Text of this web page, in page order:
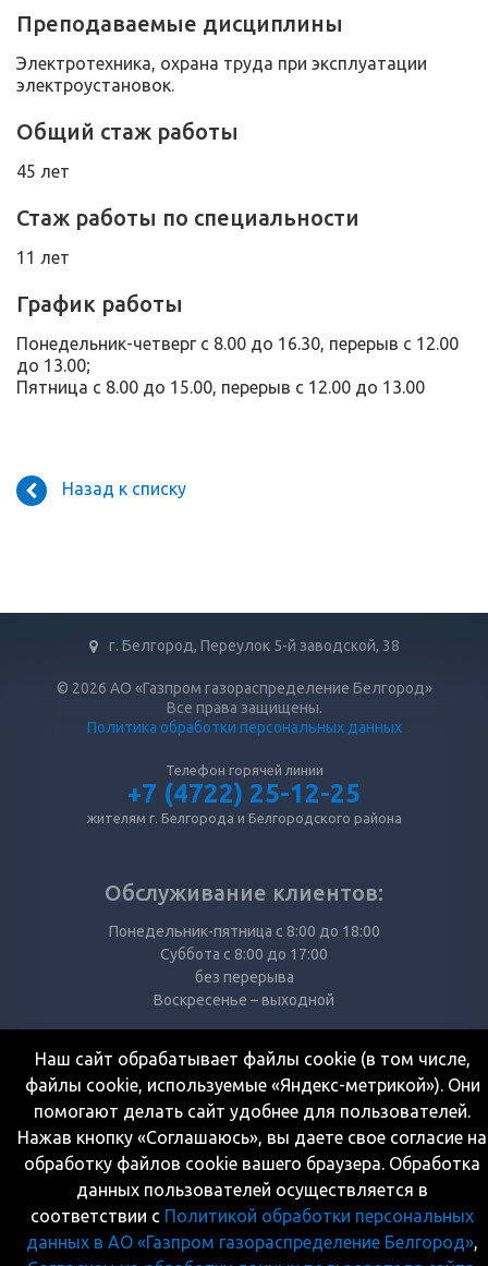
Преподаваемые дисциплины
Электротехника, охрана труда при эксплуатации
электроустановок.
Общий стаж работы
45 лет
Стаж работы по специальности
11 лет
График работы
Понедельник-четверг с 8.00 до 16.30, перерыв с 12.00
до 13.00;
Пятница с 8.00 до 15.00, перерыв с 12.00 до 13.00
Назад к списку
г. Белгород, Переулок 5-й заводской, 38
© 2026 АО «Газпром газораспределение Белгород»
Все права защищены.
Политика обработки персональных данных
Телефон горячей линии
+7 (4722) 25-12-25
жителям г. Белгорода и Белгородского района
Обслуживание клиентов:
Понедельник-пятница с 8:00 до 18:00
Суббота с 8:00 до 17:00
без перерыва
Воскресенье – выходной
Режим работы кассы:
Понедельник-суббота с 8:00 до 17:00
перерыв с 12:00 до 13:00
Воскресенье – выходной
Карта сайта
Наш сайт обрабатывает файлы cookie (в том числе,
файлы cookie, используемые «Яндекс-метрикой»). Они
помогают делать сайт удобнее для пользователей.
Нажав кнопку «Соглашаюсь», вы даете свое согласие на
обработку файлов cookie вашего браузера. Обработка
данных пользователей осуществляется в
соответствии с Политикой обработки персональных
данных в АО «Газпром газораспределение Белгород»,